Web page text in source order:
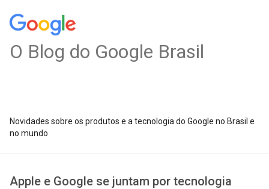
O Blog do Google Brasil
Novidades sobre os produtos e a tecnologia do Google no Brasil e
no mundo
Apple e Google se juntam por tecnologia